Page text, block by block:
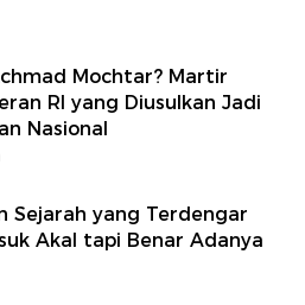
Mochtar? Martir
RI yang Diusulkan Jadi
Nasional
Sejarah yang Terdengar
Akal tapi Benar Adanya